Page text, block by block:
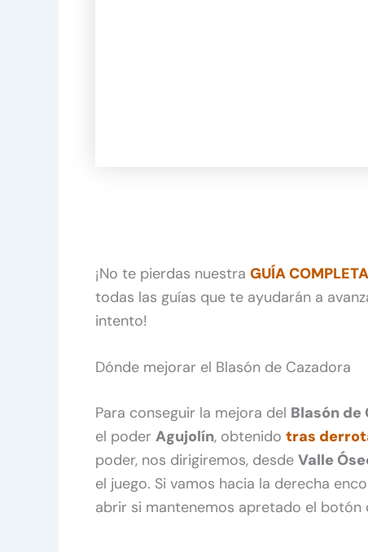
¡No te pierdas nuestra GUÍA
todas las guías que te ayudarán a
intento!
Dónde mejorar el Blasón de Cazadora
Para conseguir la mejora del Blasón de
el poder Agujolín, obtenido tras
poder, nos dirigiremos, desde Valle
el juego. Si vamos hacia la derecha
abrir si mantenemos apretado el botón